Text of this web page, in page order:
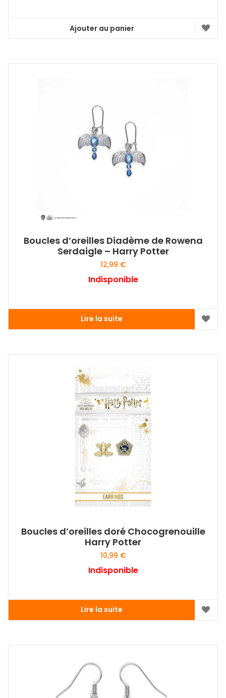
Ajouter au panier
Boucles d’oreilles Diadème de Rowena
Serdaigle – Harry Potter
12,99 €
Indisponible
Lire la suite
Boucles d’oreilles doré Chocogrenouille
Harry Potter
10,99 €
Indisponible
Lire la suite